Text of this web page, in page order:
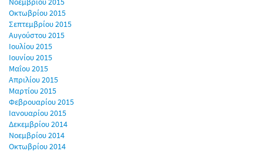
Οκτωβρίου 2015
Σεπτεμβρίου 2015
Αυγούστου 2015
Ιουλίου 2015
Ιουνίου 2015
Μαΐου 2015
Απριλίου 2015
Μαρτίου 2015
Φεβρουαρίου 2015
Ιανουαρίου 2015
Δεκεμβρίου 2014
Νοεμβρίου 2014
Οκτωβρίου 2014